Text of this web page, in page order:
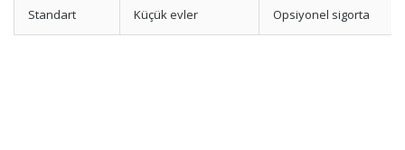
Standart Küçük evler Opsiyonel sigorta